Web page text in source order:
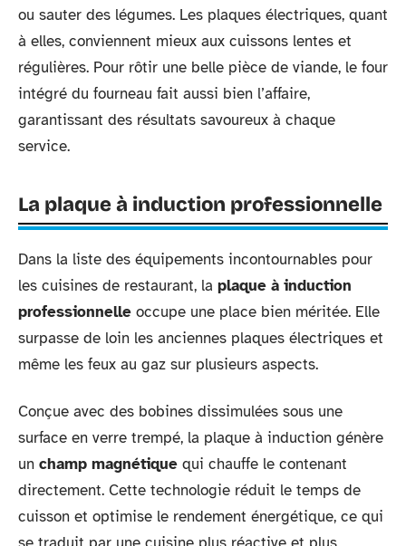
ou sauter des légumes. Les plaques électriques, quant
à elles, conviennent mieux aux cuissons lentes et
régulières. Pour rôtir une belle pièce de viande, le four
intégré du fourneau fait aussi bien l’affaire,
garantissant des résultats savoureux à chaque
service.
La plaque à induction professionnelle
Dans la liste des équipements incontournables pour
les cuisines de restaurant, la plaque à induction
professionnelle occupe une place bien méritée. Elle
surpasse de loin les anciennes plaques électriques et
même les feux au gaz sur plusieurs aspects.
Conçue avec des bobines dissimulées sous une
surface en verre trempé, la plaque à induction génère
un champ magnétique qui chauffe le contenant
directement. Cette technologie réduit le temps de
cuisson et optimise le rendement énergétique, ce qui